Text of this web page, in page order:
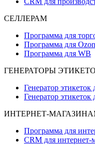
СЕЛЛЕРАМ
Программа для
Программа для Ozon
Программа для WB
ГЕНЕРАТОРЫ
Генератор этикеток
Генератор этикеток
ИНТЕРНЕТ-
Программа для
CRM для интернет-